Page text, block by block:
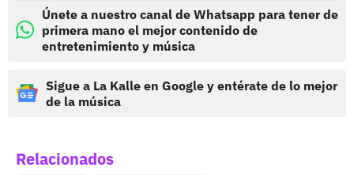
Únete a nuestro canal de Whatsapp para tener de
primera mano el mejor contenido de
entretenimiento y música
Sigue a La Kalle en Google y entérate de lo mejor
de la música
Relacionados